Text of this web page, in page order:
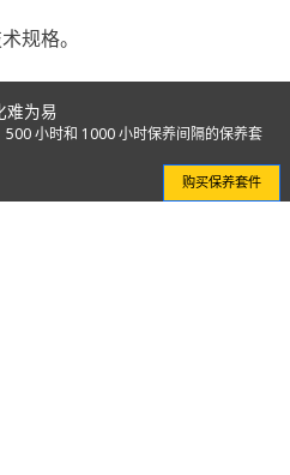
规格。
难为易
小时和 1000 小时保养间隔的保养套
购买保养套件